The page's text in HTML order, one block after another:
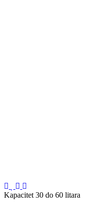
Kapacitet 30 do 60 litara